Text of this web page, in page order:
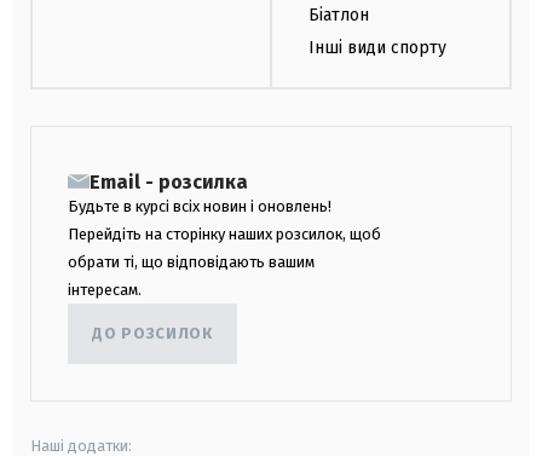
Біатлон
Інші види спорту
Email - розсилка
Будьте в курсі всіх новин і оновлень!
Перейдіть на сторінку наших розсилок, щоб
обрати ті, що відповідають вашим
інтересам.
ДО РОЗСИЛОК
Наші додатки: